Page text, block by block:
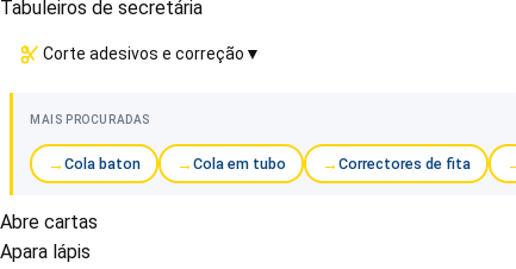
Tabuleiros de secretária
Corte adesivos e correção ▼
MAIS PROCURADAS
Cola baton Cola em tubo Correctores de fita
Abre cartas
Apara lápis